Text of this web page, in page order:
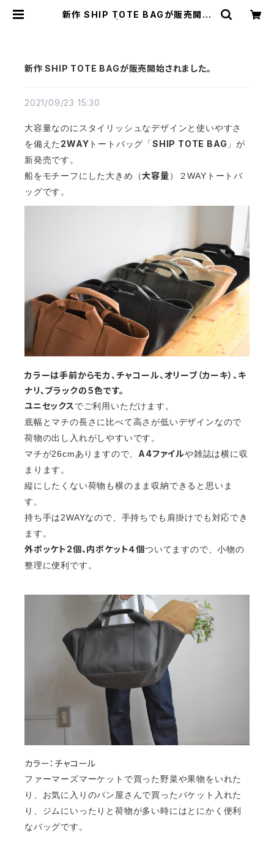
新作 SHIP TOTE BAGが販売開始
新作 SHIP TOTE BAGが販売開始されました。
2021/09/23 15:30
大容量なのにスタイリッシュなデザインと使いやすさ
を備えた 2WAY トートバッグ「SHIP TOTE BAG 」が
新発売です。
船をモチーフにした大きめ（大容量）２WAYトートバ
ッグです。
カラーは手前からモカ、チャコール、オリーブ（カーキ）、キ
ナリ、ブラックの５色です。
ユニセックスでご利用いただけます。
底幅とマチの長さに比べて高さが低いデザインなので
荷物の出し入れがしやすいです。
マチが26cmありますので、 A4ファイルや雑誌は横に収
まります。
縦にしたくない荷物も横のまま収納できると思いま
す。
持ち手は2WAYなので、手持ちでも肩掛けでも対応でき
ます。
外ポッケト2個、内ポケット４個ついてますので、小物の
整理に便利です。
カラー：チャコール
ファーマーズマーケットで買った野菜や果物をいれた
り、お気に入りのパン屋さんで買ったバケット入れた
り、ジムにいったりと荷物が多い時にはとにかく便利
なバッグです。